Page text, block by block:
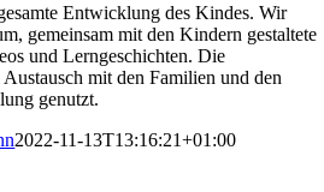
Entwicklung des Kindes. Wir
gemeinsam mit den Kindern gestaltete
und Lerngeschichten. Die
mit den Familien und den
genutzt.
2022-11-13T13:16:21+01:00